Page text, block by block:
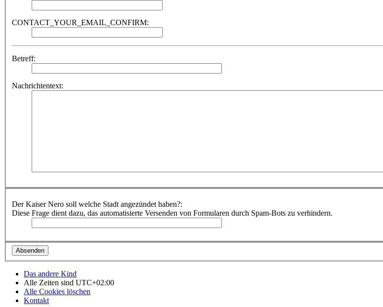
CONTACT_YOUR_EMAIL_CONFIRM:
Betreff:
Nachrichtentext:
Der Kaiser Nero soll welche Stadt angezündet haben?:
Diese Frage dient dazu, das automatisierte Versenden von Formularen durch Spam-Bots zu verhindern.
Das andere Kind
Alle Zeiten sind UTC+02:00
Alle Cookies löschen
Kontakt